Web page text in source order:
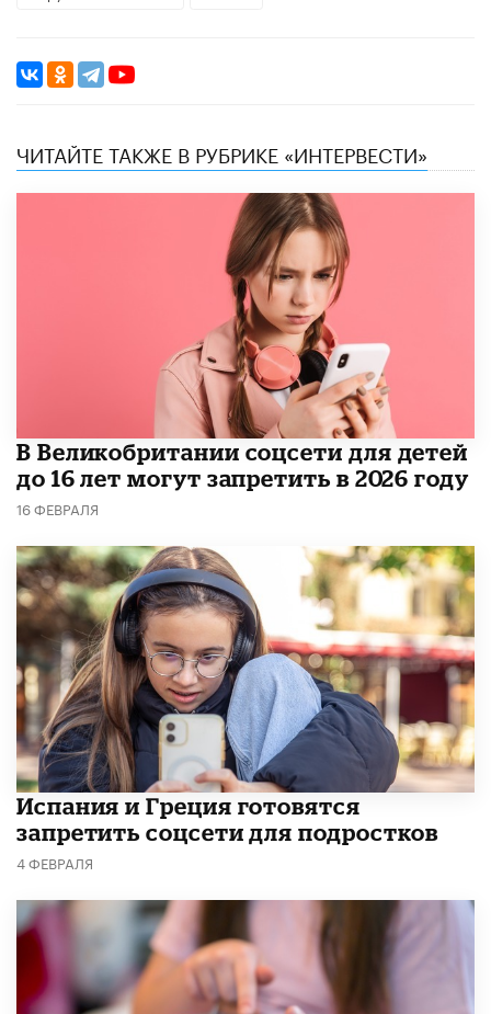
ЧИТАЙТЕ ТАКЖЕ В РУБРИКЕ «ИНТЕРВЕСТИ»
В Великобритании соцсети для детей
до 16 лет могут запретить в 2026 году
16 ФЕВРАЛЯ
Испания и Греция готовятся
запретить соцсети для подростков
4 ФЕВРАЛЯ